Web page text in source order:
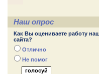
Наш опрос
Как Вы оцениваете работу
сайта?
Отлично
Не помог